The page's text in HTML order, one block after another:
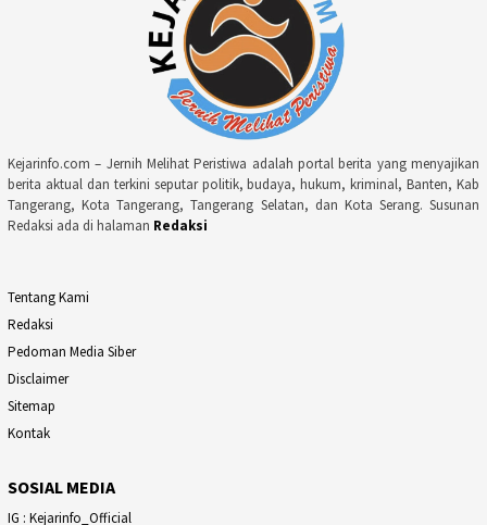
Kejarinfo.com – Jernih Melihat Peristiwa adalah portal berita yang menyajikan
berita aktual dan terkini seputar politik, budaya, hukum, kriminal, Banten, Kab
Tangerang, Kota Tangerang, Tangerang Selatan, dan Kota Serang. Susunan
Redaksi ada di halaman Redaksi
Tentang Kami
Redaksi
Pedoman Media Siber
Disclaimer
Sitemap
Kontak
SOSIAL MEDIA
IG : Kejarinfo_Official